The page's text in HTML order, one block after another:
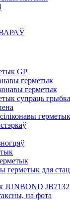
GP
герметык
герметык
супраць грыбка
герметык
герметык для